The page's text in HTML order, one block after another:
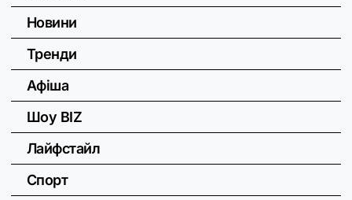
Новини
Тренди
Афіша
Шоу BIZ
Лайфстайл
Спорт